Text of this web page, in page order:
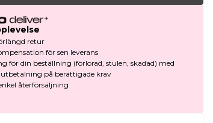
retur
för sen leverans
för din beställning (förlorad, stulen, skadad) med
på berättigade krav
återförsäljning